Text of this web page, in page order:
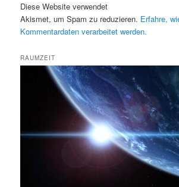
Diese Website verwendet
Akismet, um Spam zu reduzieren. Erfahre,
Kommentardaten verarbeitet werden.
RAUMZEIT